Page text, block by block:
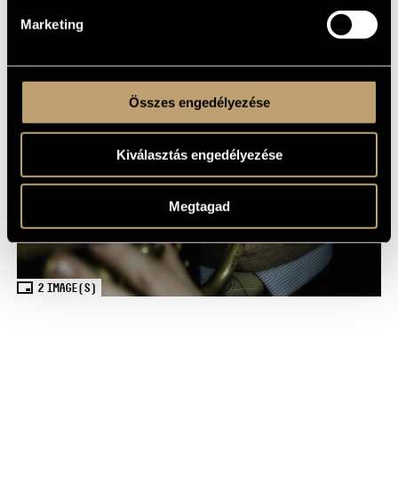
Marketing
Összes engedélyezése
Kiválasztás engedélyezése
Megtagad
SHARE
2 IMAGE(S)